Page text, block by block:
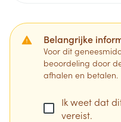
Belangrijke
Voor dit
beoordeling door
afhalen en betalen.
Ik weet dat
vereist.